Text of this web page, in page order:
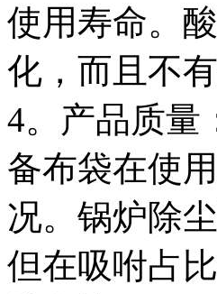
使用寿命。
化，而且不
4。产品质量
备布袋在使
况。锅炉除
但在吸咐占